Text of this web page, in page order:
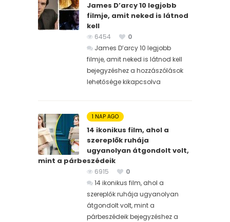
James D’arcy 10 legjobb
filmje, amit neked is látnod
kell
6454
0
James D’arcy 10 legjobb
filmje, amit neked is látnod kell
bejegyzéshez a hozzászólások
lehetősége kikapcsolva
1 NAP AGO
14 ikonikus film, ahol a
szereplők ruhája
ugyanolyan átgondolt volt,
mint a párbeszédeik
6915
0
14 ikonikus film, ahol a
szereplők ruhája ugyanolyan
átgondolt volt, mint a
párbeszédeik bejegyzéshez a